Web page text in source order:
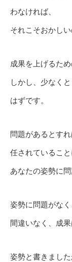
わなければ、
それこそおかしい
成果を上げるた
しかし、少なく
はずです。
問題があるとす
任されているこ
あなたの姿勢に
姿勢に問題がな
間違いなく、成
姿勢と書きまし